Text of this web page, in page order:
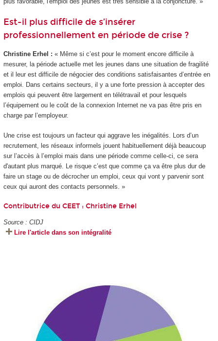
Est-il plus difficile de s’insérer
professionnellement en période de crise ?
Christine Erhel : « Même si c’est pour le moment encore difficile à
mesurer, la période actuelle met les jeunes dans une situation de fragilité
et il leur est difficile de négocier des conditions satisfaisantes d’entrée en
emploi. Dans certains secteurs, il y a une forte pression à accepter des
emplois qui peuvent être largement en télétravail et pour lesquels
l’équipement ou le coût de la connexion Internet ne va pas être pris en
charge par l’employeur.
Une crise est toujours un facteur qui aggrave les inégalités. Lors d’un
recrutement, les réseaux informels jouent habituellement déjà beaucoup
sur l’accès à l’emploi mais dans une période comme celle-ci, ce sera
d'autant plus marqué. Le risque c’est que comme ça va être plus dur de
faire un stage ou de décrocher un emploi, ceux qui vont y parvenir sont
ceux qui auront des contacts personnels. »
Contributrice du CEET : Christine Erhel
Source : CIDJ
Lire l'article dans son intégralité